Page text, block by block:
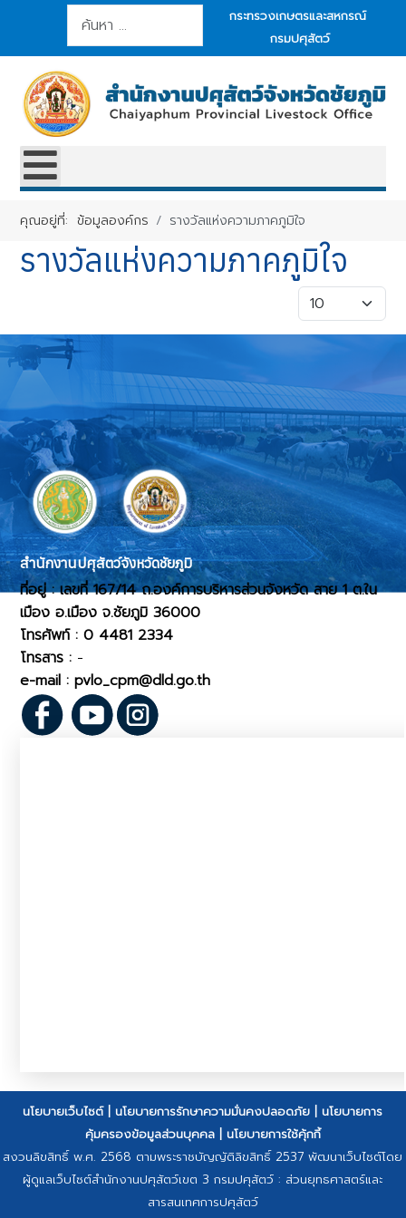
การค้นหา
กระทรวงเกษตรและสหกรณ์
กรมปศุสัตว์
คุณอยู่ที่:ข้อมูลองค์กร รางวัลแห่งความภาคภูมิใจ
รางวัลแห่งความภาคภูมิใจ
แสดง #
สำนักงานปศุสัตว์จังหวัดชัยภูมิ
ที่อยู่ : เลขที่ 167/14 ถ.องค์การบริหารส่วนจังหวัด สาย 1 ต.ใน
เมือง อ.เมือง จ.ชัยภูมิ 36000
โทรศัพท์ : 0 4481 2334
โทรสาร : -
e-mail : pvlo_cpm@dld.go.th
นโยบายเว็บไซต์|นโยบายการรักษาความมั่นคงปลอดภัย |นโยบายการ
คุ้มครองข้อมูลส่วนบุคคล| นโยบายการใช้คุ้กกี้
สงวนลิขสิทธิ์ พ.ศ. 2568 ตามพระราชบัญญัติลิขสิทธิ์ 2537 พัฒนาเว็บไซต์โดย
ผู้ดูแลเว็บไซต์สำนักงานปศุสัตว์เขต 3 กรมปศุสัตว์ : ส่วนยุทธศาสตร์และ
สารสนเทศการปศุสัตว์